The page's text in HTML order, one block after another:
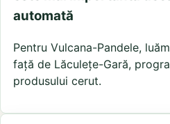
automată
Pentru Vulcana-Pandele,
față de Lăculețe-Gară,
produsului cerut.